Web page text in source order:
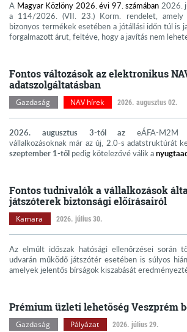
A Magyar Közlöny 2026. évi 97. számában 2026.
a 114/2026. (VII. 23.) Korm. rendelet, amely
bizonyos termékek esetében a jótállási időn túl is
forgalmazott árut, feltéve, hogy a javítás nem
Fontos változások az elektronikus
adatszolgáltatásban
Gazdaság NAV hírek 2026. augusztus 02.
2026. augusztus 3-tól azeÁFA-M2M
vállalkozásoknak már az új, 2.0-s adatstruktúrát
szeptember 1-től pedig kötelezővé válik a
Fontos tudnivalók a vállalkozások
játszóterek biztonsági előírásairól
Kamara 2026. július 30.
Az elmúlt időszak hatósági ellenőrzései során
udvarán működő játszótér esetében is súlyos
amelyek jelentős bírságok kiszabását
Prémium üzleti lehetőség Veszprém
Gazdaság Pályázat 2026. július 29.